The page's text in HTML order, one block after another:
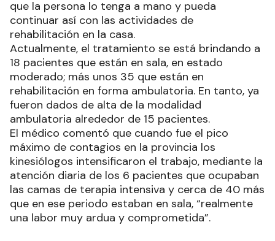
que la persona lo tenga a mano y pueda
continuar así con las actividades de
rehabilitación en la casa.
Actualmente, el tratamiento se está brindando a
18 pacientes que están en sala, en estado
moderado; más unos 35 que están en
rehabilitación en forma ambulatoria. En tanto, ya
fueron dados de alta de la modalidad
ambulatoria alrededor de 15 pacientes.
El médico comentó que cuando fue el pico
máximo de contagios en la provincia los
kinesiólogos intensificaron el trabajo, mediante la
atención diaria de los 6 pacientes que ocupaban
las camas de terapia intensiva y cerca de 40 más
que en ese periodo estaban en sala, “realmente
una labor muy ardua y comprometida”.